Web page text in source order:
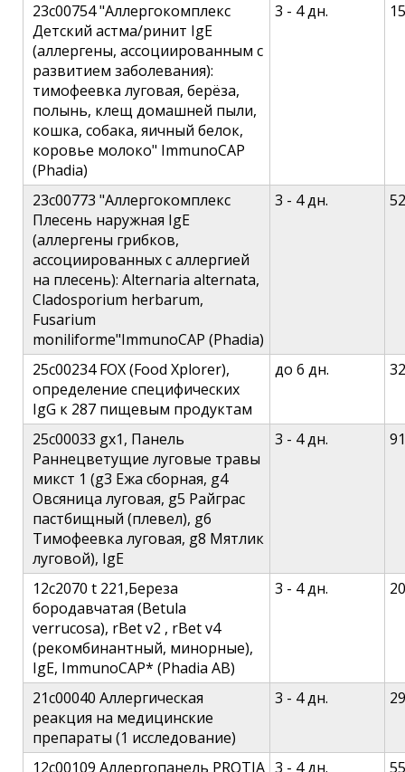
23c00754 "Аллергокомплекс
Детский астма/ринит IgE
(аллергены, ассоциированным с
развитием заболевания):
тимофеевка луговая, берёза,
полынь, клещ домашней пыли,
кошка, собака, яичный белок,
коровье молоко" ImmunoCAP
(Phadia)
3 - 4 дн.
23c00773 "Аллергокомплекс
Плесень наружная IgE
(аллергены грибков,
ассоциированных с аллергией
на плесень): Alternaria alternata,
Cladosporium herbarum,
Fusarium
moniliforme"ImmunoCAP (Phadia)
3 - 4 дн.
25c00234 FOX (Food Xplorer),
определение специфических
IgG к 287 пищевым продуктам
до 6 дн.
25c00033 gx1, Панель
Раннецветущие луговые травы
микст 1 (g3 Ежа сборная, g4
Овсяница луговая, g5 Райграс
пастбищный (плевел), g6
Тимофеевка луговая, g8 Мятлик
луговой), IgE
3 - 4 дн.
12c2070 t 221,Береза
бородавчатая (Betula
verrucosa), rBet v2 , rBet v4
(рекомбинантный, минорные),
IgE, ImmunoCAP* (Phadia AB)
3 - 4 дн.
21c00040 Аллергическая
реакция на медицинские
препараты (1 исследование)
3 - 4 дн.
12c00109 Аллергопанель PROTIA 3 - 4 дн.